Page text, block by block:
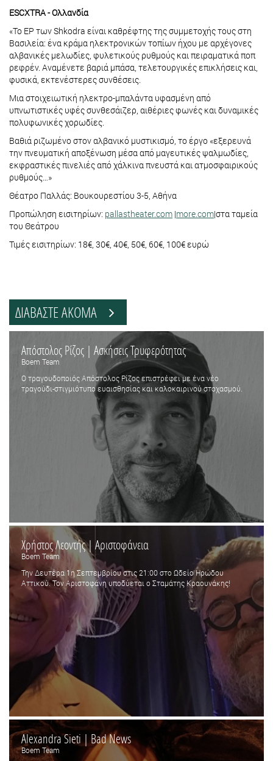
ESCXTRA - Ολλανδία
«Το EP των Shkodra είναι καθρέφτης της συμμετοχής τους στη
Βασιλεία: ένα κράμα ηλεκτρονικών τοπίων ήχου με αρχέγονες
αλβανικές μελωδίες, φυλετικούς ρυθμούς και πειραματικά ποπ
ρεφρέν. Αναμένετε βαριά μπάσα, τελετουργικές επικλήσεις και,
φυσικά, εκτενέστερες συνθέσεις.
Μια στοιχειωτική ηλεκτρο-μπαλάντα υφασμένη από
υπνωτιστικές υφές συνθεσάιζερ, αιθέριες φωνές και δυναμικές
πολυφωνικές χορωδίες.
Βαθιά ριζωμένο στον αλβανικό μυστικισμό, το έργο «εξερευνά
την πνευματική αποξένωση μέσα από μαγευτικές ψαλμωδίες,
εκφραστικές πινελιές από χάλκινα πνευστά και ατμοσφαιρικούς
ρυθμούς…»
Θέατρο Παλλάς: Βουκουρεστίου 3-5, Αθήνα
Προπώληση εισιτηρίων: pallastheater.com |more.com|στα ταμεία
του Θεάτρου
Τιμές εισιτηρίων: 18€, 30€, 40€, 50€, 60€, 100€ ευρώ
ΔΙΑΒΑΣΤΕ ΑΚΟΜΑ
Απόστολος Ρίζος | Ασκήσεις Τρυφερότητας
Boem Team
Ο τραγουδοποιός Απόστολος Ρίζος επιστρέφει με ένα νέο
τραγούδι-στιγμιότυπο ευαισθησίας και καλοκαιρινού στοχασμού.
Χρήστος Λεοντής | Αριστοφάνεια
Boem Team
Την Δευτέρα 1η Σεπτεμβρίου στις 21:00 στο Ωδείο Ηρώδου
Αττικού. Τον Αριστοφάνη υποδύεται o Σταμάτης Κραουνάκης!
Alexandra Sieti | Bad News
Boem Team